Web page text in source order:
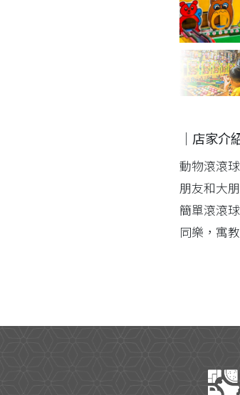
｜店家介
動物滾滾
朋友和大
簡單滾滾
同樂，寓